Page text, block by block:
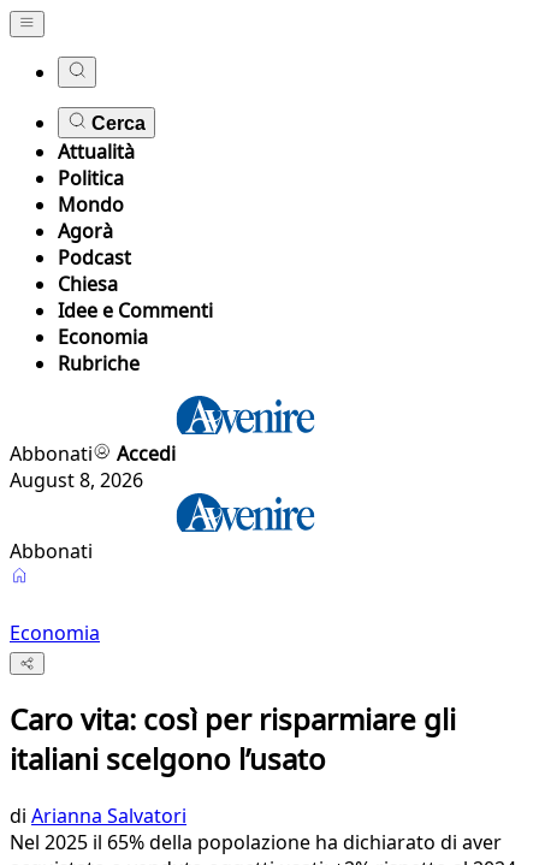
Cerca
Attualità
Politica
Mondo
Agorà
Podcast
Chiesa
Idee e Commenti
Economia
Rubriche
Abbonati
Accedi
August 8, 2026
Abbonati
Economia
Caro vita: così per risparmiare gli
italiani scelgono l’usato
di Arianna Salvatori
Nel 2025 il 65% della popolazione ha dichiarato di aver